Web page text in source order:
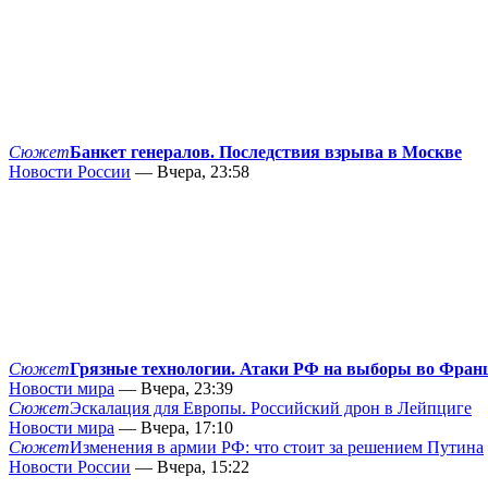
СюжетБанкет генералов. Последствия взрыва в Москве
Новости России — Вчера, 23:58
СюжетГрязные технологии. Атаки РФ на выборы во
Новости мира — Вчера, 23:39
СюжетЭскалация для Европы. Российский дрон в Лейпциге
Новости мира — Вчера, 17:10
СюжетИзменения в армии РФ: что стоит за решением Путина
Новости России — Вчера, 15:22